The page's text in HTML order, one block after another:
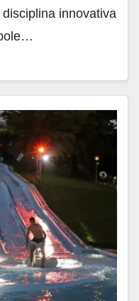
innovativa